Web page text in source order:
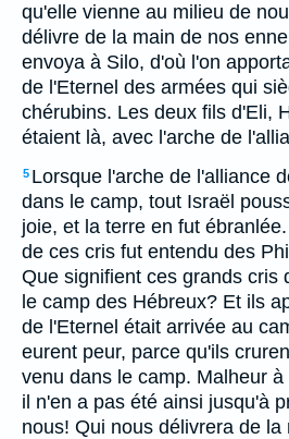
qu'elle vienne au milieu de
délivre de la main de nos
envoya à Silo, d'où l'on
de l'Eternel des armées qui
chérubins. Les deux fils d'Eli,
étaient là, avec l'arche de
5 Lorsque l'arche de l'alliance
dans le camp, tout Israël
joie, et la terre en fut ébranlée.
de ces cris fut entendu des
Que signifient ces grands cris
le camp des Hébreux? Et ils
de l'Eternel était arrivée au
eurent peur, parce qu'ils
venu dans le camp. Malheur
il n'en a pas été ainsi jusqu'à
nous! Qui nous délivrera de